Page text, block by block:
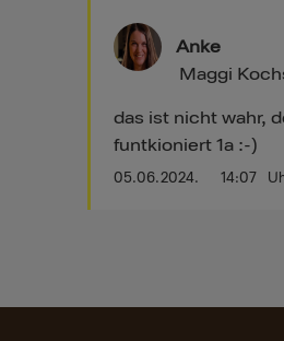
Anke
05.06.2024. 14:07
Maggi
das ist nicht wahr,
funtkioniert 1a :-)